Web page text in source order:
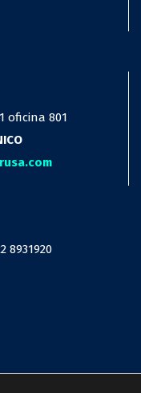
oficina 801
8931920